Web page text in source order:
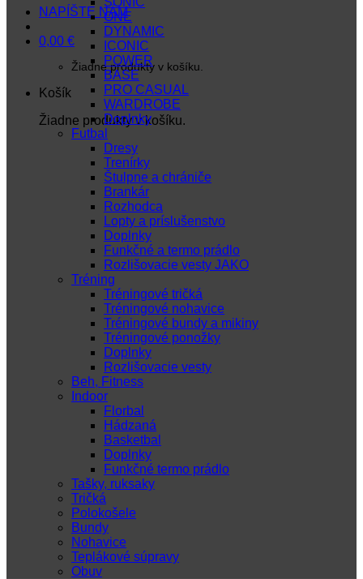
NAPÍŠTE NÁM
0,00 €
Žiadne produkty v košíku.
Košík
Žiadne produkty v košíku.
ONE
DYNAMIC
ICONIC
POWER
BASE
PRO CASUAL
WARDROBE
Doplnky
Futbal
Dresy
Trenírky
Štulpne a chrániče
Brankár
Rozhodca
Lopty a príslušenstvo
Doplnky
Funkčné a termo prádlo
Rozlišovacie vesty JAKO
Tréning
Tréningové tričká
Tréningové nohavice
Tréningové bundy a mikiny
Tréningové ponožky
Doplnky
Rozlišovacie vesty
Beh, Fitness
Indoor
Florbal
Hádzaná
Basketbal
Doplnky
Funkčné termo prádlo
Tašky, ruksaky
Tričká
Polokošele
Bundy
Nohavice
Teplákové súpravy
Obuv